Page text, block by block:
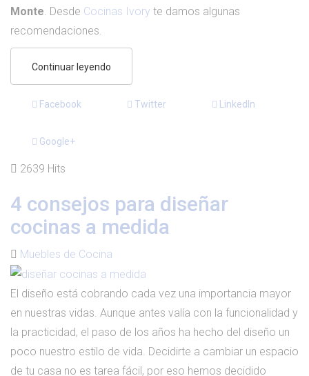
Monte . Desde Cocinas Ivory te damos algunas
recomendaciones.
Continuar leyendo
Facebook Twitter LinkedIn
Google+
2639 Hits
4 consejos para diseñar
cocinas a medida
Muebles de Cocina
El diseño está cobrando cada vez una importancia mayor
en nuestras vidas. Aunque antes valía con la funcionalidad y
la practicidad, el paso de los años ha hecho del diseño un
poco nuestro estilo de vida. Decidirte a cambiar un espacio
de tu casa no es tarea fácil, por eso hemos decidido